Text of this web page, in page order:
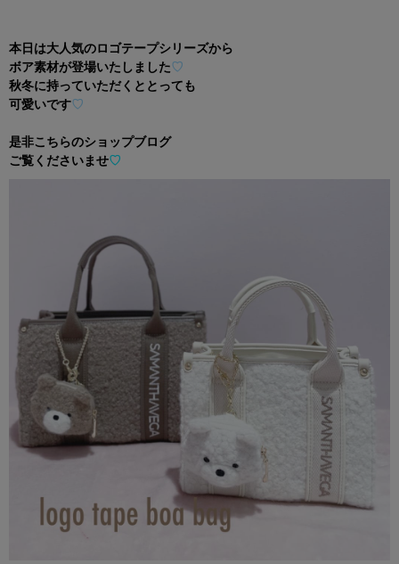
本日は大人気のロゴテープシリーズから
ボア素材が登場いたしました♡
秋冬に持っていただくととっても
可愛いです♡
是非こちらのショップブログ
ご覧くださいませ♡